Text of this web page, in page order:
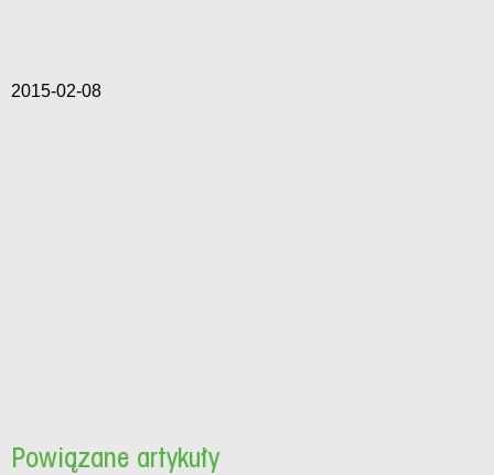
2015-02-08
Powiązane artykuły